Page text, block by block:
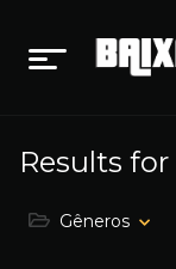
Results for
Gêneros